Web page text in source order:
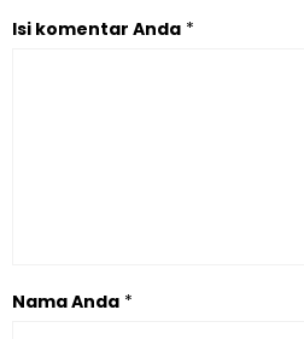
Isi komentar Anda *
Nama Anda *